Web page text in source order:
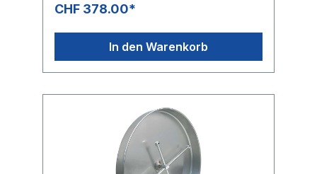
CHF 378.00*
In den Warenkorb